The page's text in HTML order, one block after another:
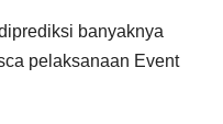
banyaknya
pelaksanaan Event